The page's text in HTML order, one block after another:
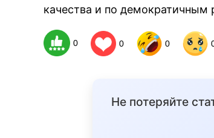
качества и по демократичным
0 0 0
Не потеряйте